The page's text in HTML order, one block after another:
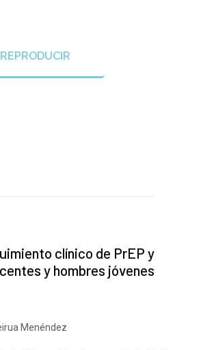
REPRODUCIR
clínico de PrEP y
y hombres jóvenes
Menéndez